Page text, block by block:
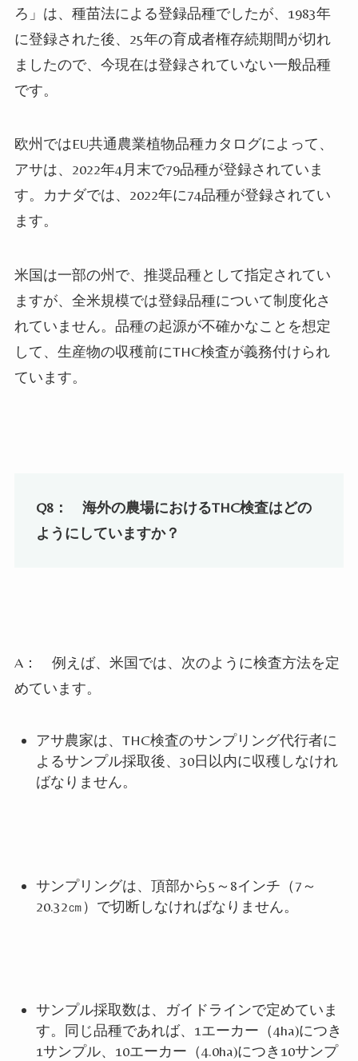
ろ」は、種苗法による登録品種でしたが、 1983年
に登録された後、 25年の育成者権存続期間が切れ
ましたので、今現在は登録されていない一般品種
です。
欧州ではEU共通農業植物品種カタログによって、
アサは、 2022年4月末で79品種が登録されていま
す。カナダでは、 2022年に74品種が登録されてい
ます。
米国は一部の州で、推奨品種として指定されてい
ますが、全米規模では登録品種について制度化さ
れていません。品種の起源が不確かなことを想定
して、生産物の収穫前にTHC検査が義務付けられ
ています。
Q8： 海外の農場におけるTHC検査はどの
ようにしていますか？
A：
例えば、米国では、次のように検査方法を定
めています。
アサ農家は、 THC検査のサンプリング代行者に
よるサンプル採取後、 30日以内に収穫しなけれ
ばなりません。
サンプリングは、頂部から5 ～ 8インチ（7～
20.32㎝）で切断しなければなりません。
サンプル採取数は、ガイドラインで定めていま
す。同じ品種であれば、 1エーカー（4ha)につき
1サンプル、 10エーカー（4.0ha)につき 10サンプ